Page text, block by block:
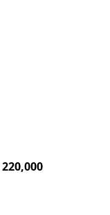
220,000